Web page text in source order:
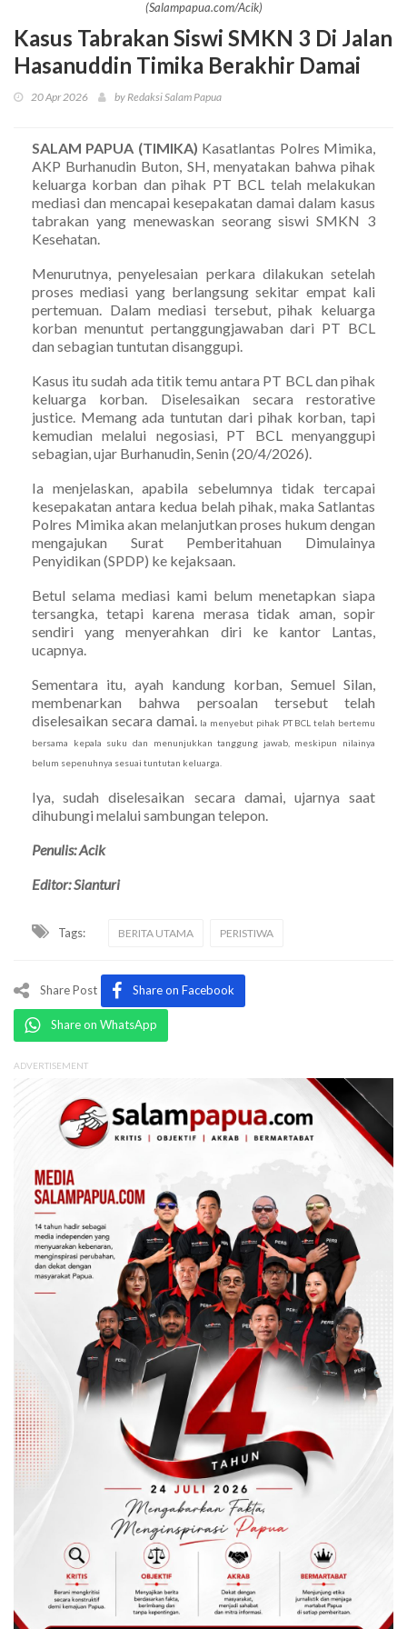
(Salampapua.com/Acik)
Kasus Tabrakan Siswi SMKN 3 Di Jalan
Hasanuddin Timika Berakhir Damai
20 Apr 2026 by Redaksi Salam Papua
SALAM PAPUA (TIMIKA) Kasatlantas Polres Mimika,
AKP Burhanudin Buton, SH, menyatakan bahwa pihak
keluarga korban dan pihak PT BCL telah melakukan
mediasi dan mencapai kesepakatan damai dalam kasus
tabrakan yang menewaskan seorang siswi SMKN 3
Kesehatan.
Menurutnya, penyelesaian perkara dilakukan setelah
proses mediasi yang berlangsung sekitar empat kali
pertemuan. Dalam mediasi tersebut, pihak keluarga
korban menuntut pertanggungjawaban dari PT BCL
dan sebagian tuntutan disanggupi.
Kasus itu sudah ada titik temu antara PT BCL dan pihak
keluarga korban. Diselesaikan secara restorative
justice. Memang ada tuntutan dari pihak korban, tapi
kemudian melalui negosiasi, PT BCL menyanggupi
sebagian, ujar Burhanudin, Senin (20/4/2026).
Ia menjelaskan, apabila sebelumnya tidak tercapai
kesepakatan antara kedua belah pihak, maka Satlantas
Polres Mimika akan melanjutkan proses hukum dengan
mengajukan Surat Pemberitahuan Dimulainya
Penyidikan (SPDP) ke kejaksaan.
Betul selama mediasi kami belum menetapkan siapa
tersangka, tetapi karena merasa tidak aman, sopir
sendiri yang menyerahkan diri ke kantor Lantas,
ucapnya.
Sementara itu, ayah kandung korban, Semuel Silan,
membenarkan bahwa persoalan tersebut telah
diselesaikan secara damai.
Ia menyebut pihak PT BCL telah bertemu
bersama kepala suku dan menunjukkan tanggung jawab, meskipun nilainya
belum sepenuhnya sesuai tuntutan keluarga.
Iya, sudah diselesaikan secara damai, ujarnya saat
dihubungi melalui sambungan telepon.
Penulis: Acik
Editor: Sianturi
Tags: BERITA UTAMA PERISTIWA
Share Post Share on Facebook
Share on WhatsApp
ADVERTISEMENT